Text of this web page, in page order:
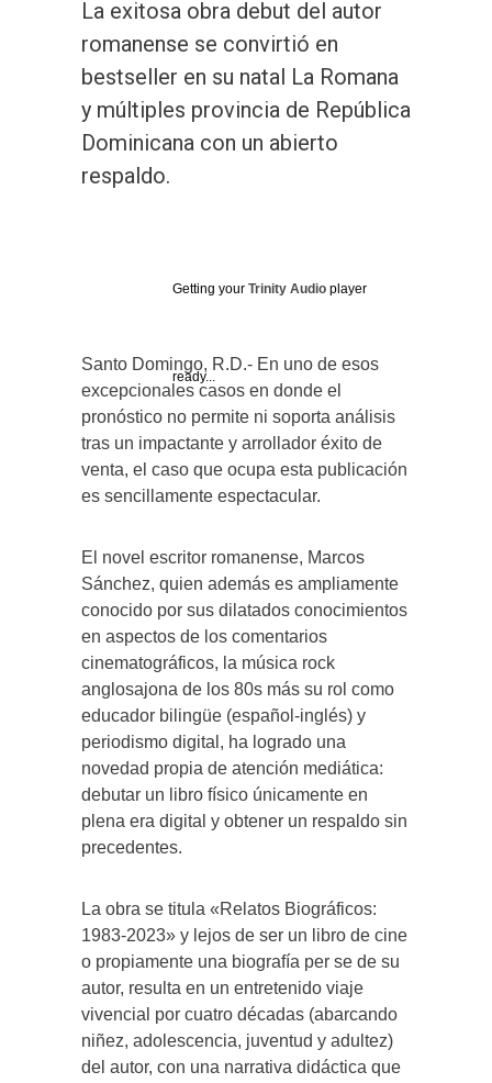
La exitosa obra debut del autor
romanense se convirtió en
bestseller en su natal La Romana
y múltiples provincia de República
Dominicana con un abierto
respaldo.
Getting your Trinity Audio player
ready...
Santo Domingo, R.D.- En uno de esos
excepcionales casos en donde el
pronóstico no permite ni soporta análisis
tras un impactante y arrollador éxito de
venta, el caso que ocupa esta publicación
es sencillamente espectacular.
El novel escritor romanense, Marcos
Sánchez, quien además es ampliamente
conocido por sus dilatados conocimientos
en aspectos de los comentarios
cinematográficos, la música rock
anglosajona de los 80s más su rol como
educador bilingüe (español-inglés) y
periodismo digital, ha logrado una
novedad propia de atención mediática:
debutar un libro físico únicamente en
plena era digital y obtener un respaldo sin
precedentes.
La obra se titula «Relatos Biográficos:
1983-2023» y lejos de ser un libro de cine
o propiamente una biografía per se de su
autor, resulta en un entretenido viaje
vivencial por cuatro décadas (abarcando
niñez, adolescencia, juventud y adultez)
del autor, con una narrativa didáctica que